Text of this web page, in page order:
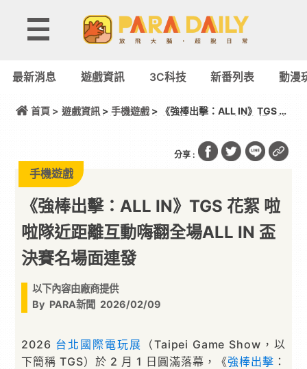
最新消息 遊戲資訊 3C科技 新番列表 動漫
首頁 > 遊戲資訊> 手機遊戲> 《強棒出擊：ALL IN》TGS 花
分享 :
手機遊戲
《強棒出擊：ALL IN》TGS 花絮 啦
啦隊近距離互動嗨翻全場ALL IN 盃
決賽名場面連發
以下內容由廠商提供
By PARA新聞 2026/02/09
2026 台北國際電玩展
（Taipei Game Show，以
下簡稱 TGS）於 2 月 1 日圓滿落幕，《強棒出擊 ：